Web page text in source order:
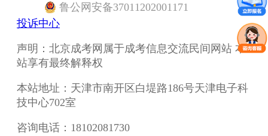
鲁公网安备37011202001171
投诉中心
声明：北京成考网属于成考信息交流民间网站 本
站享有最终解释权
本站地址：天津市南开区白堤路186号天津电子科
技中心702室
咨询电话：18102081730